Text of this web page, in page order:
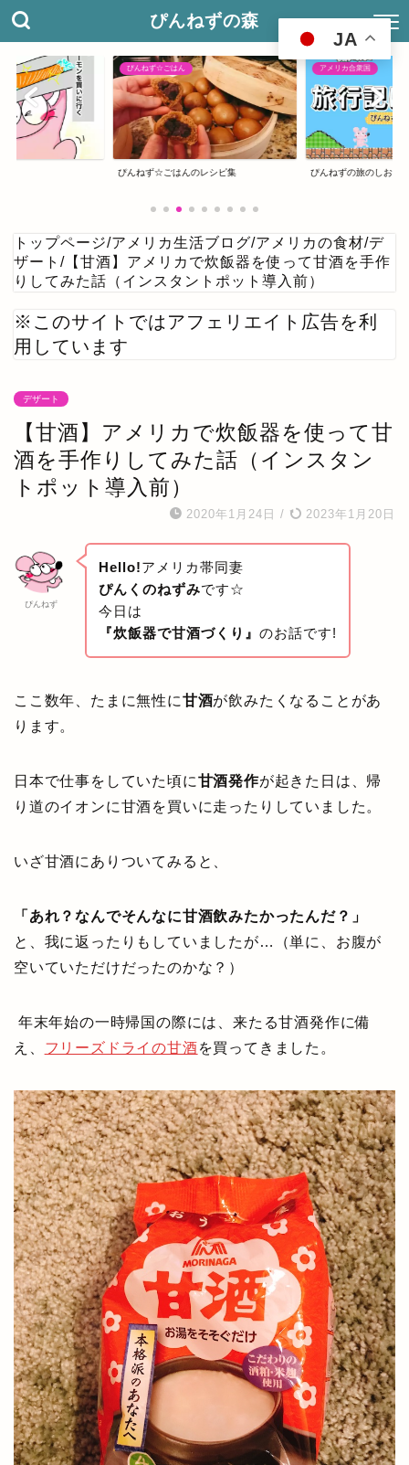
ぴんねずの森
ぴんねず☆ごはん
ぴんねず☆ごはんのレシピ集
アメリカ合衆国
ぴんねずの旅のしおり
トップページ/アメリカ生活ブログ/アメリカの食材/デ
ザート / 【甘酒】アメリカで炊飯器を使って甘酒を手作
りしてみた話（インスタントポット導入前）
※このサイトではアフェリエイト広告を利
用しています
デザート
【甘酒】アメリカで炊飯器を使って甘
酒を手作りしてみた話（インスタン
トポット導入前）
2020年1月24日 / 2023年1月20日
ぴんねず
Hello!アメリカ帯同妻
ぴんくのねずみです☆
今日は
『炊飯器で甘酒づくり』 のお話です!
ここ数年、たまに無性に甘酒が飲みたくなることがあ
ります。
日本で仕事をしていた頃に甘酒発作が起きた日は、帰
り道のイオンに甘酒を買いに走ったりしていました。
いざ甘酒にありついてみると、
「あれ？なんでそんなに甘酒飲みたかったんだ？」
と、我に返ったりもしていましたが…（単に、お腹が
空いていただけだったのかな？）
年末年始の一時帰国の際には、来たる甘酒発作に備
え、 フリーズドライの甘酒を買ってきました。
JA